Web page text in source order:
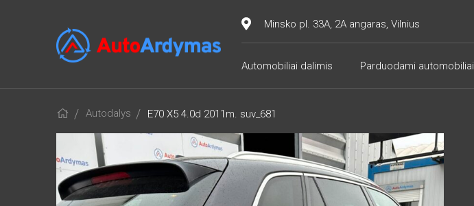
Minsko pl. 33A, 2A angaras, Vilnius
Automobiliai dalimis Parduodami automobiliai
Autodalys E70 X5 4.0d 2011m. suv_681